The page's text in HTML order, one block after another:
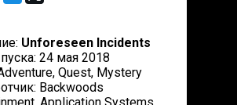
Unforeseen Incidents
24 мая 2018
Quest, Mystery
Backwoods